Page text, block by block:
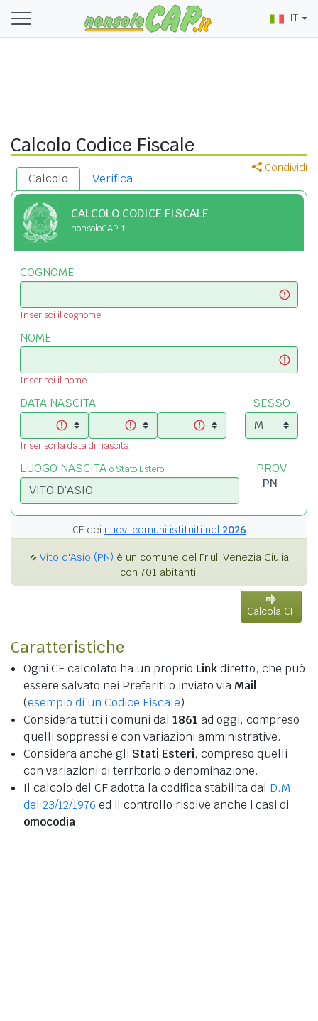
IT
Calcolo Codice Fiscale
Condividi
Calcolo Verifica
CALCOLO CODICE FISCALE
nonsoloCAP.it
COGNOME
Inserisci il cognome
NOME
Inserisci il nome
DATA NASCITA
Inserisci la data di nascita
SESSO
LUOGO NASCITA o Stato Estero PROV
CF dei nuovi comuni istituiti nel 2026
Vito d'Asio (PN) è un comune del Friuli Venezia Giulia
con 701 abitanti.
Calcola CF
Caratteristiche
Ogni CF calcolato ha un proprio Linkdiretto, che può
essere salvato nei Preferiti o inviato via Mail
(esempio di un Codice Fiscale)
Considera tutti i comuni dal 1861 ad oggi, compreso
quelli soppressi e con variazioni amministrative.
Considera anche gli Stati Esteri, compreso quelli
con variazioni di territorio o denominazione.
Il calcolo del CF adotta la codifica stabilita dal D.M.
del 23/12/1976 ed il controllo risolve anche i casi di
omocodia.